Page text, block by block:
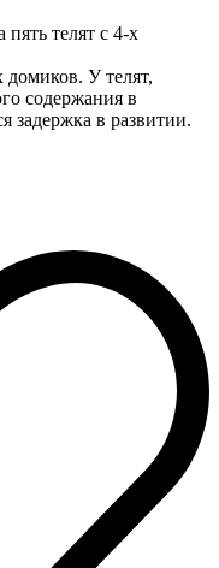
телят с 4-х
У телят,
содержания в
задержка в развитии.